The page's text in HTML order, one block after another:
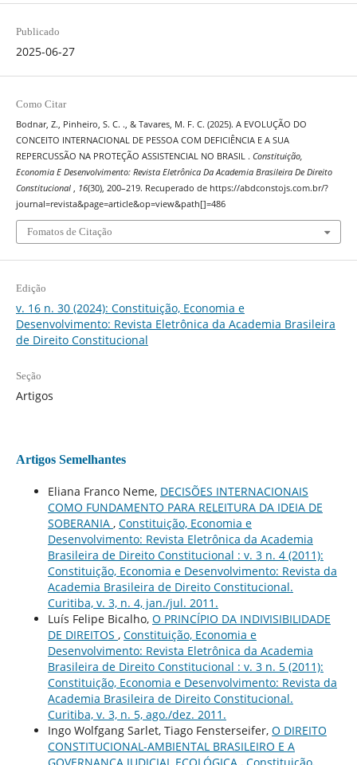
Publicado
2025-06-27
Como Citar
Bodnar, Z., Pinheiro, S. C. ., & Tavares, M. F. C. (2025). A EVOLUÇÃO DO
CONCEITO INTERNACIONAL DE PESSOA COM DEFICIÊNCIA E A SUA
REPERCUSSÃO NA PROTEÇÃO ASSISTENCIAL NO BRASIL . Constituição,
Economia E Desenvolvimento: Revista Eletrônica Da Academia Brasileira De Direito
Constitucional
16(30), 200–219. Recuperado de https://abdconstojs.com.br/?
journal=revista&page=article&op=view&path[]=486
Fomatos de Citação
Edição
v. 16 n. 30 (2024): Constituição, Economia e
Desenvolvimento: Revista Eletrônica da Academia Brasileira
de Direito Constitucional
Seção
Artigos
Artigos Semelhantes
Eliana Franco Neme, DECISÕES INTERNACIONAIS
COMO FUNDAMENTO PARA RELEITURA DA IDEIA DE
SOBERANIA , Constituição, Economia e
Desenvolvimento: Revista Eletrônica da Academia
Brasileira de Direito Constitucional : v. 3 n. 4 (2011):
Constituição, Economia e Desenvolvimento: Revista da
Academia Brasileira de Direito Constitucional.
Curitiba, v. 3, n. 4, jan./jul. 2011.
Luís Felipe Bicalho, O PRINCÍPIO DA INDIVISIBILIDADE
DE DIREITOS , Constituição, Economia e
Desenvolvimento: Revista Eletrônica da Academia
Brasileira de Direito Constitucional : v. 3 n. 5 (2011):
Constituição, Economia e Desenvolvimento: Revista da
Academia Brasileira de Direito Constitucional.
Curitiba, v. 3, n. 5, ago./dez. 2011.
Ingo Wolfgang Sarlet, Tiago Fensterseifer, O DIREITO
CONSTITUCIONAL-AMBIENTAL BRASILEIRO E A